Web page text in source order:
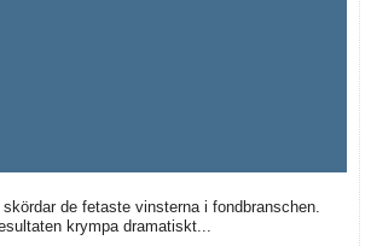
de fetaste vinsterna i fondbranschen.
krympa dramatiskt...